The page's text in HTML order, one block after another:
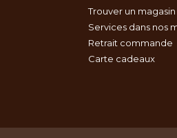
Trouver un magasin
Services dans nos
Retrait commande
Carte cadeaux